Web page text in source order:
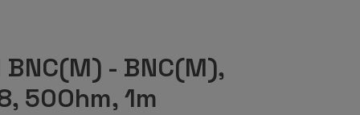
- BNC(M),
50Ohm, 1m